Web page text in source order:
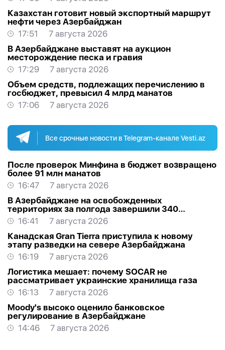
Казахстан готовит новый экспортный маршрут
нефти через Азербайджан
17:51
7 августа 2026
В Азербайджане выставят на аукцион
месторождение песка и гравия
17:29
7 августа 2026
Объем средств, подлежащих перечислению в
госбюджет, превысил 4 млрд манатов
17:06
7 августа 2026
Все срочные новости в Telegram-канале Vesti.az
После проверок Минфина в бюджет возвращено
более 91 млн манатов
16:47
7 августа 2026
В Азербайджане на освобожденных
территориях за полгода завершили 340
проектов
16:41
7 августа 2026
Канадская Gran Tierra приступила к новому
этапу разведки на севере Азербайджана
16:19
7 августа 2026
Логистика мешает: почему SOCAR не
рассматривает украинские хранилища газа
16:13
7 августа 2026
Moody's высоко оценило банковское
регулирование в Азербайджане
14:46
7 августа 2026